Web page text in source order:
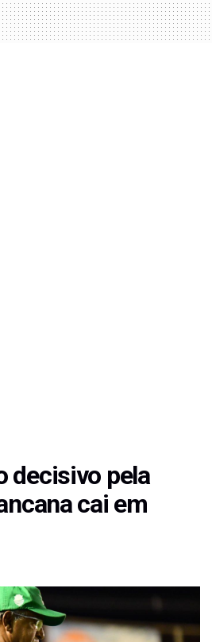
decisivo pela
cai em